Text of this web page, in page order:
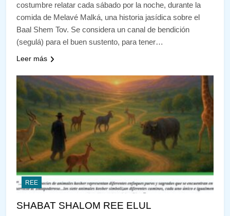
costumbre relatar cada sábado por la noche, durante la
comida de Melavé Malká, una historia jasídica sobre el
Baal Shem Tov. Se considera un canal de bendición
(segulá) para el buen sustento, para tener…
Leer más
REE
SHABAT SHALOM REE ELUL